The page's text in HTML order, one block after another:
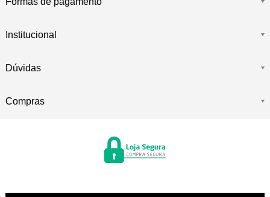
Institucional
Dúvidas
Compras